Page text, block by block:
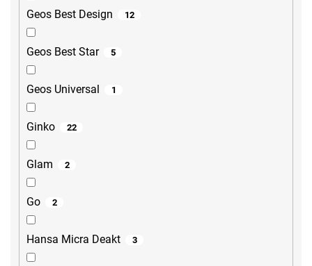
Geos Best Design 12
Geos Best Star 5
Geos Universal 1
Ginko 22
Glam 2
Go 2
Hansa Micra Deakt 3